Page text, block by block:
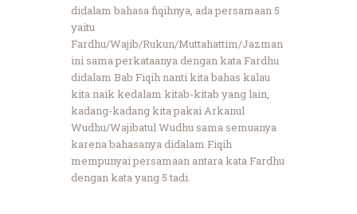
didalam bahasa fiqihnya, ada persamaan 5
yaitu
Fardhu/Wajib/Rukun/Muttahattim/Jazman
ini sama perkataanya dengan kata Fardhu
didalam Bab Fiqih nanti kita bahas kalau
kita naik kedalam kitab-kitab yang lain,
kadang-kadang kita pakai Arkanul
Wudhu/Wajibatul Wudhu sama semuanya
karena bahasanya didalam Fiqih
mempunyai persamaan antara kata Fardhu
dengan kata yang 5 tadi.